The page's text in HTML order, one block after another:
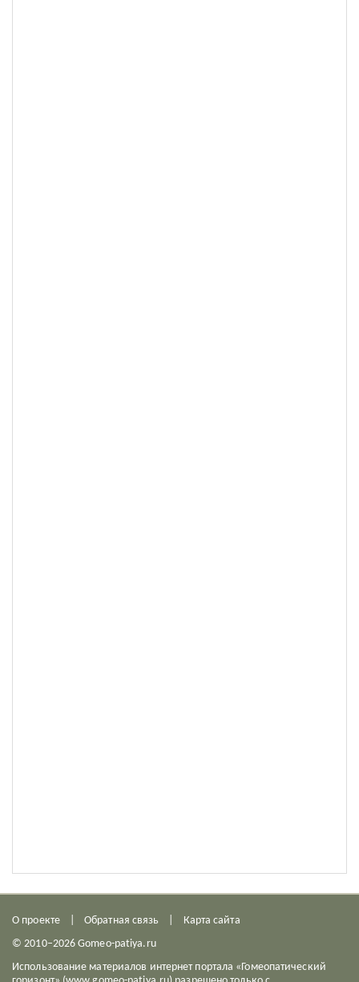
О проекте Обратная связь
Карта сайта
© 2010–2026 Gomeo-patiya.ru
Использование материалов интернет портала «Гомеопатический